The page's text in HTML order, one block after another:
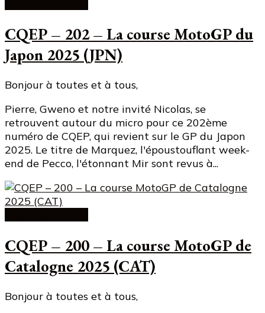
CQEP – 202 – La course MotoGP du
Japon 2025 (JPN)
Bonjour à toutes et à tous,
Pierre, Gweno et notre invité Nicolas, se
retrouvent autour du micro pour ce 202ème
numéro de CQEP, qui revient sur le GP du Japon
2025. Le titre de Marquez, l'époustouflant week-
end de Pecco, l'étonnant Mir sont revus à...
CQEP – 200 – La course MotoGP de
Catalogne 2025 (CAT)
Bonjour à toutes et à tous,